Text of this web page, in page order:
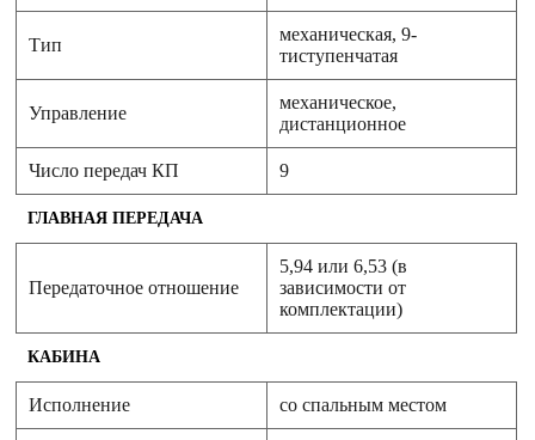
Тип
механическая, 9-
тиступенчатая
Управление
механическое,
дистанционное
Число передач КП 9
ГЛАВНАЯ ПЕРЕДАЧА
Передаточное отношение
5,94 или 6,53 (в
зависимости от
комплектации)
КАБИНА
Исполнение со спальным местом